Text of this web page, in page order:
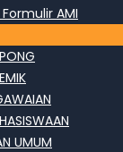
AMI
UMUM